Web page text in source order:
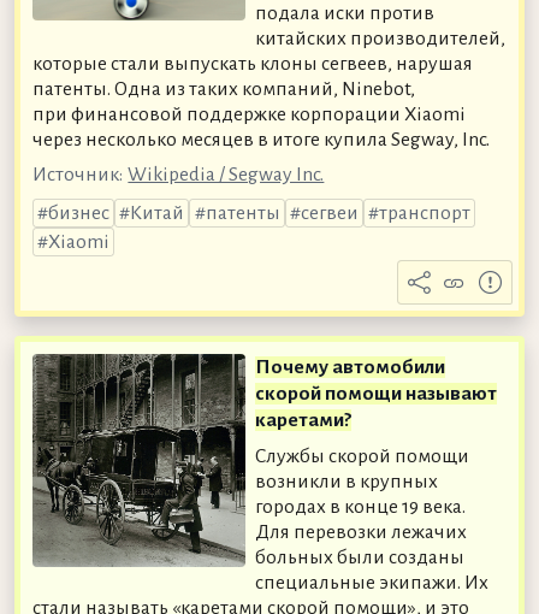
подала иски против
китайских производителей,
которые стали выпускать клоны сегвеев, нарушая
патенты. Одна из таких компаний, Ninebot,
при финансовой поддержке корпорации Xiaomi
через несколько месяцев в итоге купила Segway, Inc.
Источник: Wikipedia / Segway Inc.
бизнес
Китай патенты сегвеи
транспорт
Xiaomi
Почему автомобили
скорой помощи называют
каретами?
Службы скорой помощи
возникли в крупных
городах в конце 19 века.
Для перевозки лежачих
больных были созданы
специальные экипажи. Их
стали называть «каретами скорой помощи», и это